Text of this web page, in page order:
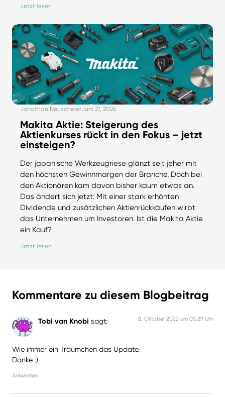
Jetzt lesen
Jonathan NeuschelerJuni 21, 2026
Makita Aktie: Steigerung des
Aktienkurses rückt in den Fokus – jetzt
einsteigen?
Der japanische Werkzeugriese glänzt seit jeher mit
den höchsten Gewinnmargen der Branche. Doch bei
den Aktionären kam davon bisher kaum etwas an.
Das ändert sich jetzt: Mit einer stark erhöhten
Dividende und zusätzlichen Aktienrückkäufen wirbt
das Unternehmen um Investoren. Ist die Makita Aktie
ein Kauf?
Jetzt lesen
Kommentare zu diesem Blogbeitrag
Tobi van Knobi sagt: 8. Oktober 2022 um 05:29 Uhr
Wie immer ein Träumchen das Update.
Danke :)
Antworten